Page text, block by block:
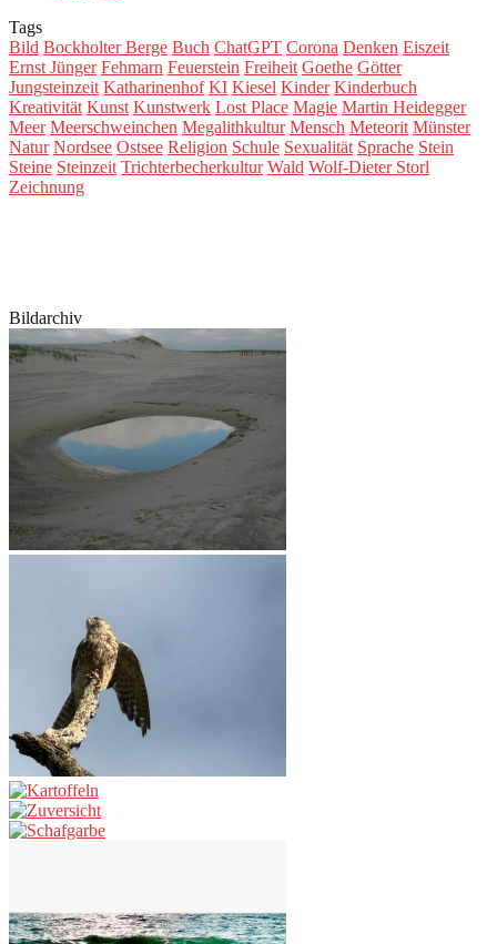
Tags
Bild Bockholter Berge Buch ChatGPT Corona Denken Eiszeit
Ernst Jünger Fehmarn Feuerstein Freiheit Goethe Götter
Jungsteinzeit Katharinenhof KI Kiesel Kinder Kinderbuch
Kreativität Kunst Kunstwerk Lost Place Magie Martin Heidegger
Meer Meerschweinchen Megalithkultur Mensch Meteorit Münster
Natur Nordsee Ostsee Religion Schule Sexualität Sprache Stein
Steine Steinzeit Trichterbecherkultur Wald Wolf-Dieter Storl
Zeichnung
Bildarchiv